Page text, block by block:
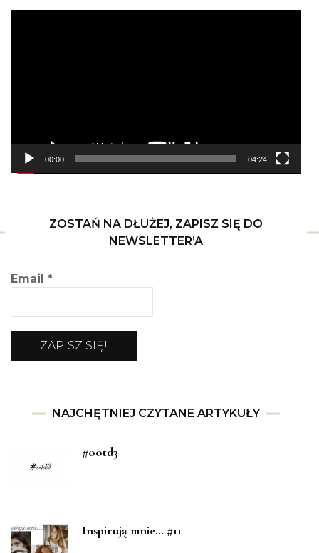
00:00 04:24
ZOSTAŃ NA DŁUŻEJ, ZAPISZ SIĘ DO
NEWSLETTER’A
Email *
NAJCHĘTNIEJ CZYTANE ARTYKUŁY
#ootd3
Inspirują mnie… #11